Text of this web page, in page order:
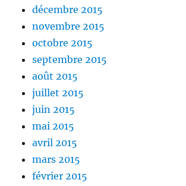
décembre 2015
novembre 2015
octobre 2015
septembre 2015
août 2015
juillet 2015
juin 2015
mai 2015
avril 2015
mars 2015
février 2015